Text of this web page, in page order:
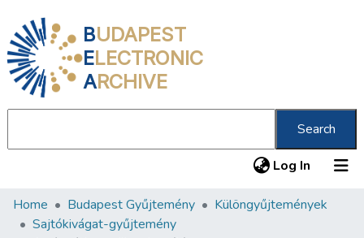
BUDAPEST
ELECTRONIC
ARCHIVE
Search
Log In (current)
Communities & Collections
Home Budapest Gyűjtemény
Különgyűjtemények
Sajtókivágat-gyűjtemény